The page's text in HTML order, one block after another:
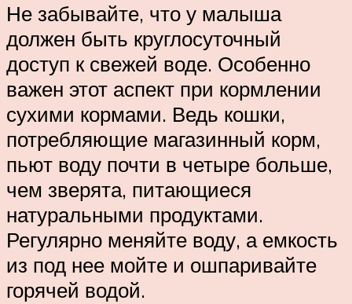
Не забывайте, что у малыша
должен быть круглосуточный
доступ к свежей воде. Особенно
важен этот аспект при кормлении
сухими кормами. Ведь кошки,
потребляющие магазинный корм,
пьют воду почти в четыре больше,
чем зверята, питающиеся
натуральными продуктами.
Регулярно меняйте воду, а емкость
из под нее мойте и ошпаривайте
горячей водой.